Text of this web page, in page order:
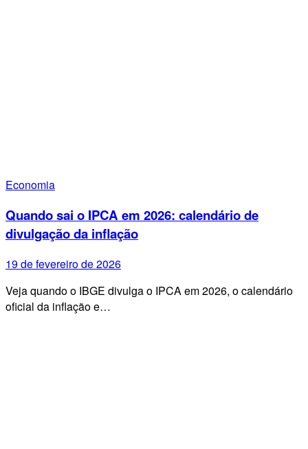
Economia
Quando sai o IPCA em 2026: calendário de
divulgação da inflação
19 de fevereiro de 2026
Veja quando o IBGE divulga o IPCA em 2026, o calendário
oficial da inflação e…